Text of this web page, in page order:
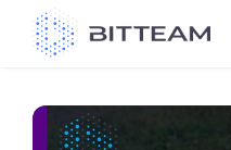
content